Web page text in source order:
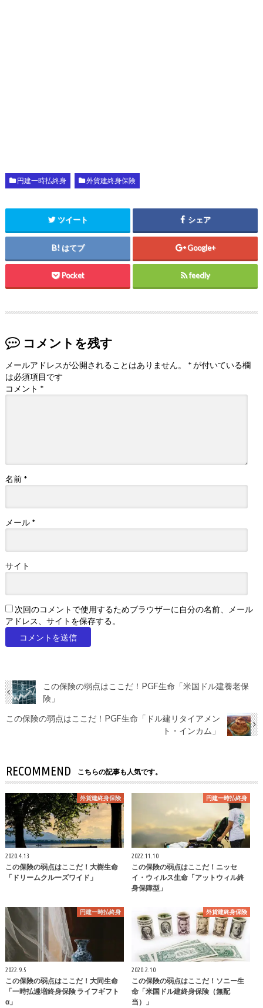
円建一時払終身 外貨建終身保険
ツイート シェア
はてブ Google+
Pocket feedly
コメントを残す
メールアドレスが公開されることはありません。 *が付いている欄
は必須項目です
コメント *
名前 *
メール *
サイト
次回のコメントで使用するためブラウザーに自分の名前、メール
アドレス、サイトを保存する。
この保険の弱点はここだ！PGF生命「米国ドル建養老保
険」
この保険の弱点はここだ！PGF生命「ドル建リタイアメン
ト・インカム」
RECOMMEND こちらの記事も人気です。
外貨建終身保険
2020.4.13
この保険の弱点はここだ！大樹生命
「ドリームクルーズワイド」
円建一時払終身
2022.11.10
この保険の弱点はここだ！ニッセ
イ・ウィルス生命「アットウィル終
身保障型」
円建一時払終身
2022.9.5
この保険の弱点はここだ！大同生命
「一時払逓増終身保険 ライフギフト
α」
外貨建終身保険
2020.2.10
この保険の弱点はここだ！ソニー生
命「米国ドル建終身保険（無配
当）」